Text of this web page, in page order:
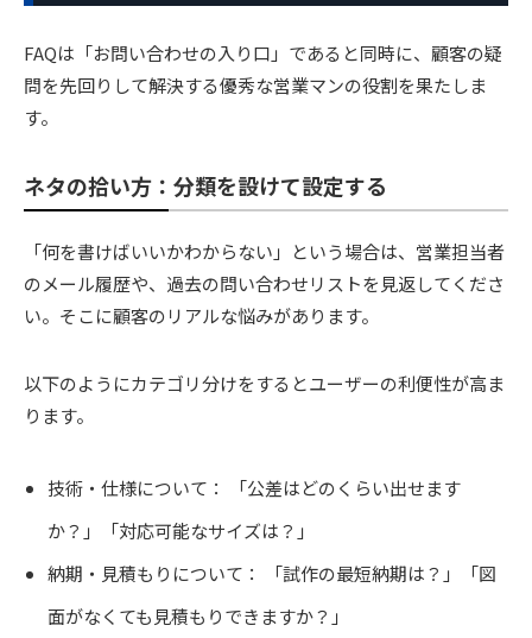
FAQは「お問い合わせの入り口」であると同時に、顧客の疑
問を先回りして解決する優秀な営業マンの役割を果たしま
す。
ネタの拾い方：分類を設けて設定する
「何を書けばいいかわからない」という場合は、営業担当者
のメール履歴や、過去の問い合わせリストを見返してくださ
い。そこに顧客のリアルな悩みがあります。
以下のようにカテゴリ分けをするとユーザーの利便性が高ま
ります。
技術・仕様について： 「公差はどのくらい出せます
か？」「対応可能なサイズは？」
納期・見積もりについて： 「試作の最短納期は？」「図
面がなくても見積もりできますか？」